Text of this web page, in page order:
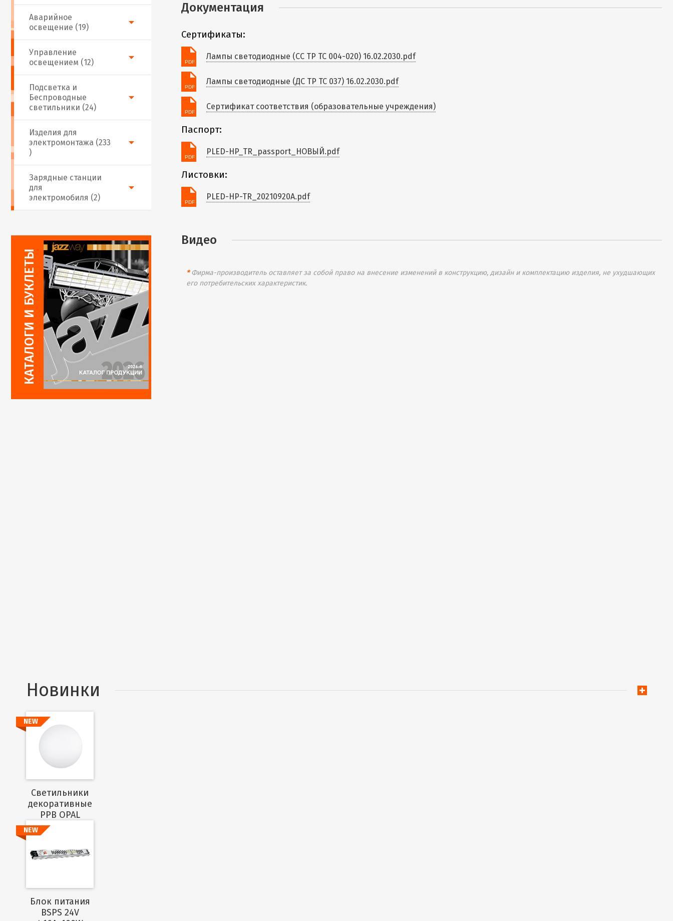
Аварийное
освещение (19)
Подсветка и
Беспроводные
светильники (24)
Изделия для
электромонтажа (233
)
Управление
освещением (12)
Зарядные станции
для
электромобиля (2)
Документация
Сертификаты:
Лампы светодиодные (СС ТР ТС 004-020) 16.02.2030.pdf
Лампы светодиодные (ДС ТР ТС 037) 16.02.2030.pdf
Сертификат соответствия (образовательные учреждения)
Паспорт:
PLED-HP_TR_passport_НОВЫЙ.pdf
Листовки:
PLED-HP-TR_20210920A.pdf
Видео
*Фирма-производитель оставляет за собой право на внесение изменений в конструкцию, дизайн и комплектацию изделия, не ухудшающих
его потребительских характеристик.
Новинки
NEW
Cветильники
декоративные
PPB OPAL
Подробнее
NEW
Блок питания
BSPS 24V